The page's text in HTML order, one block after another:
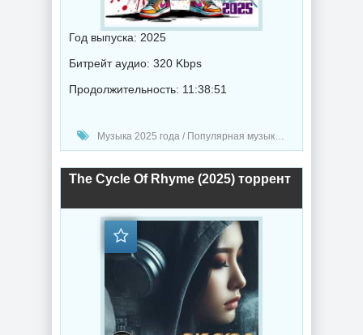
Год выпуска: 2025
Битрейт аудио: 320 Kbps
Продолжительность: 11:38:51
Музыка 2025 года / Популярная музыка / Рэп - хип хоп музыка / Музыка VA / Hip-Hop music
The Cycle Of Rhyme (2025) торрент